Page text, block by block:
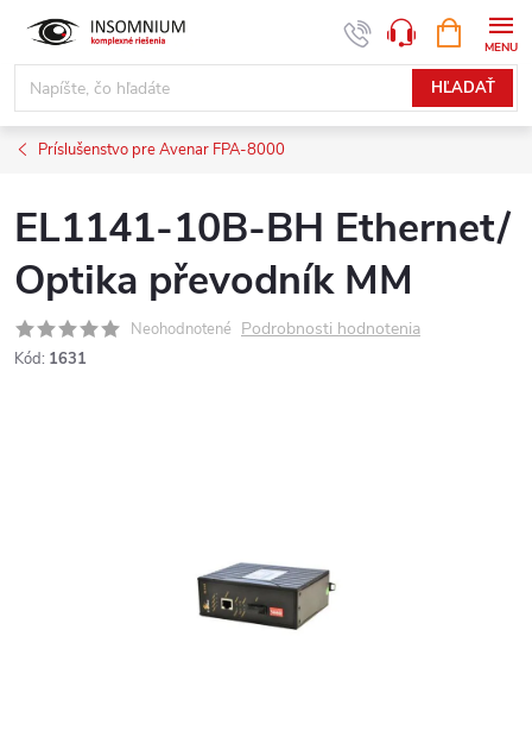
obsah
HĽADAŤ
KOŠÍK
Príslušenstvo pre Avenar FPA-8000
EL1141-10B-BH Ethernet/
Optika převodník MM
Neohodnotené Podrobnosti hodnotenia
Kód: 1631
www.insomnium.sk - Chat